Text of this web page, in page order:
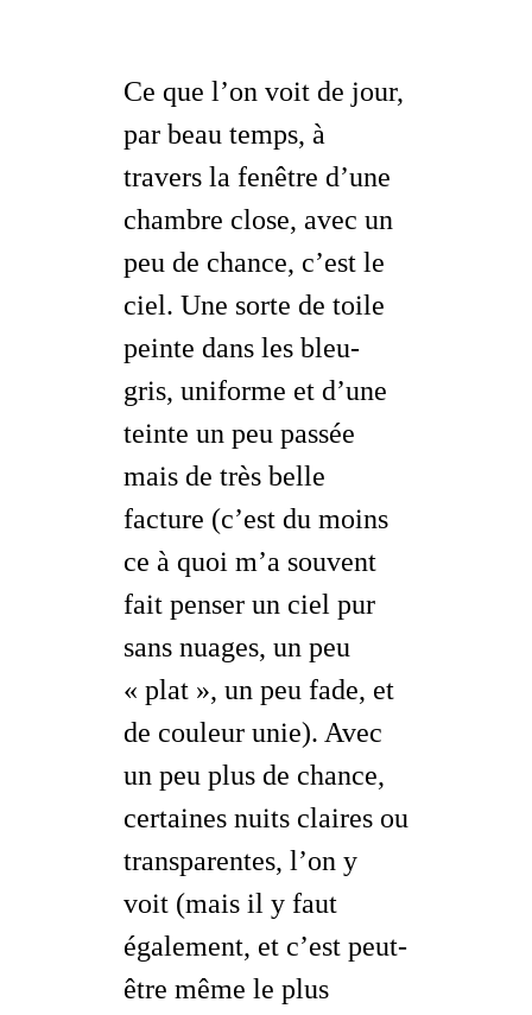
Ce que l’on voit de jour,
par beau temps, à
travers la fenêtre d’une
chambre close, avec un
peu de chance, c’est le
ciel. Une sorte de toile
peinte dans les bleu-
gris, uniforme et d’une
teinte un peu passée
mais de très belle
facture (c’est du moins
ce à quoi m’a souvent
fait penser un ciel pur
sans nuages, un peu
« plat », un peu fade, et
de couleur unie). Avec
un peu plus de chance,
certaines nuits claires ou
transparentes, l’on y
voit (mais il y faut
également, et c’est peut-
être même le plus